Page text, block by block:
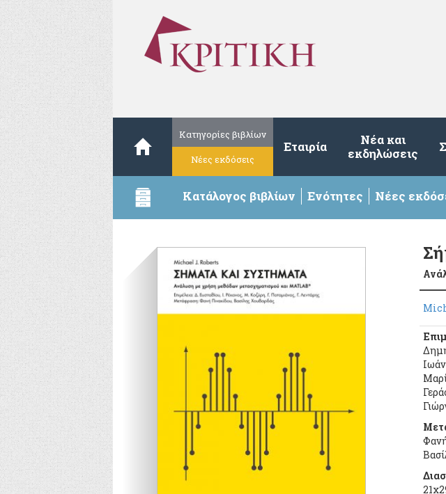
Κατηγορίες βιβλίων
Νέες εκδόσεις
Εταιρία
Νέα και
εκδηλώσεις
Κατάλογος βιβλίων Ενότητες Νέες